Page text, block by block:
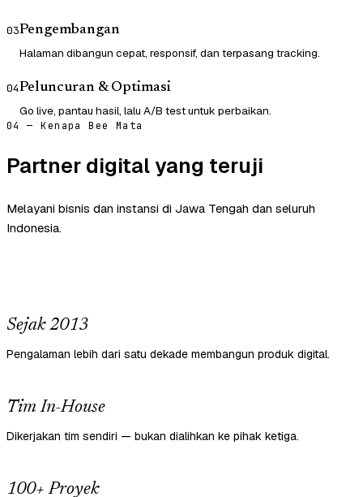
03Pengembangan
Halaman dibangun cepat, responsif, dan terpasang tracking.
04Peluncuran & Optimasi
Go live, pantau hasil, lalu A/B test untuk perbaikan.
04 — Kenapa Bee Mata
Partner digital yang teruji
Melayani bisnis dan instansi di Jawa Tengah dan seluruh
Indonesia.
Sejak 2013
Pengalaman lebih dari satu dekade membangun produk digital.
Tim In-House
Dikerjakan tim sendiri — bukan dialihkan ke pihak ketiga.
100+ Proyek